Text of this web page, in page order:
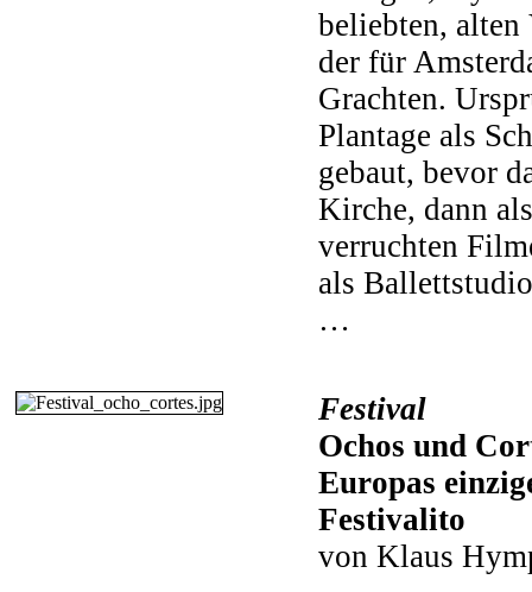
beliebten, alten
der für
Grachten.
Plantage als
gebaut, bevor
Kirche, dann
verruchten
als
…
Festival
Ochos und
Europas
Festivalito
von Klaus